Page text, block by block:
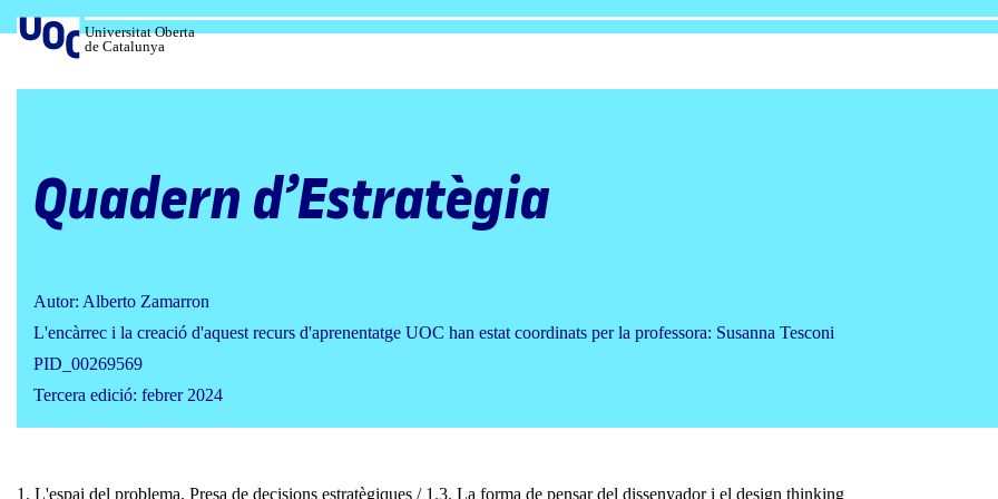
al
contingut
Universitat Oberta
de Catalunya
Quadern d’Estratègia
Autor: Alberto Zamarron
L'encàrrec i la creació d'aquest recurs d'aprenentatge UOC han estat coordinats per la professora: Susanna Tesconi
PID_00269569
Tercera edició: febrer 2024
1. L'espai del problema. Presa de decisions estratègiques / 1.3. La forma de pensar del dissenyador i el design thinking